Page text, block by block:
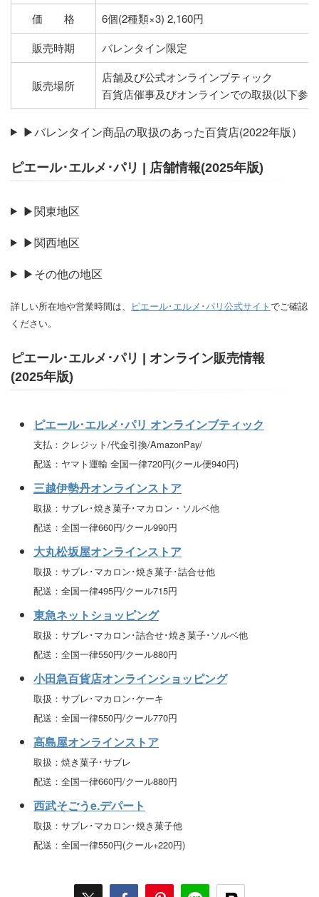
価 格
6個(2種類×3) 2,160円
販売時期
バレンタイン限定
販売場所
店舗及び公式オンラインブティック
百貨店催事及びオンラインでの取扱(以下参
▶バレンタイン商品の取扱のあった百貨店(2022年版）
ピエール･エルメ･パリ | 店舗情報(2025年版)
▶関東地区
▶関西地区
▶その他の地区
詳しい所在地や営業時間は、 ピエール･エルメ･パリ公式サイトでご確認
ください。
ピエール･エルメ･パリ | オンライン販売情報
(2025年版)
ピエール･エルメ･パリ オンラインブティック
支払：クレジット/代金引換/AmazonPay/
配送：ヤマト運輸 全国一律720円(クール便940円)
三越伊勢丹オンラインストア
取扱：サブレ･焼き菓子･マカロン・ソルベ他
配送：全国一律660円/クール990円
大丸松坂屋オンラインストア
取扱：サブレ･マカロン･焼き菓子･詰合せ他
配送：全国一律495円/クール715円
東急ネットショッピング
取扱：サブレ･マカロン･詰合せ･焼き菓子･ソルベ他
配送：全国一律550円/クール880円
小田急百貨店オンラインショッピング
取扱：サブレ･マカロン･ケーキ
配送：全国一律550円/クール770円
高島屋オンラインストア
取扱：焼き菓子･サブレ
配送：全国一律660円/クール880円
西武そごうe.デパート
取扱：サブレ･マカロン･焼き菓子他
配送：全国一律550円(クール+220円)